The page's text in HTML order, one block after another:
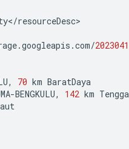
</resourceDesc
.googleapis .com/
, 70 km BaratDaya
-BENGKULU, 142 km